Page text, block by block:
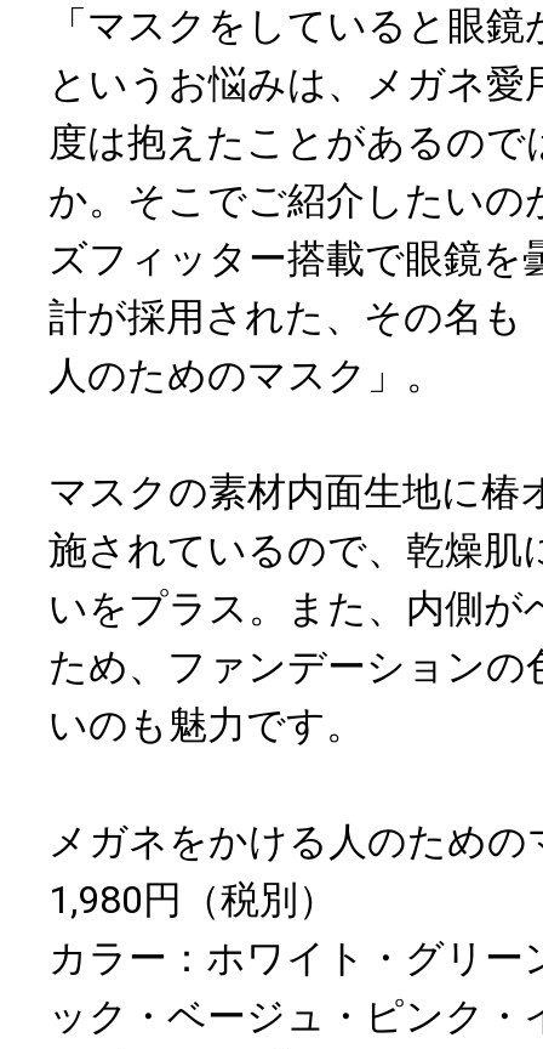
「マスクをしていると眼
というお悩みは、メガネ愛
度は抱えたことがあるの
か。そこでご紹介したいの
ズフィッター搭載で眼鏡を
計が採用された、その名も
人のためのマスク」。
マスクの素材内面生地に椿
施されているので、乾燥肌
いをプラス。また、内側が
ため、ファンデーションの
いのも魅力です。
メガネをかける人のための
1,980円（税別）
カラー：ホワイト・グリー
ック・ベージュ・ピンク・